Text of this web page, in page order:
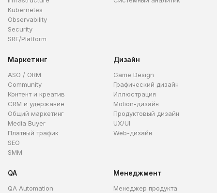
Kubernetes
Observability
Security
SRE/Platform
Маркетинг
ASO / ORM
Community
Контент и креатив
CRM и удержание
Общий маркетинг
Media Buyer
Платный трафик
SEO
SMM
Дизайн
Game Design
Графический дизайн
Иллюстрация
Motion-дизайн
Продуктовый дизайн
UX/UI
Web-дизайн
QA
QA Automation
Менеджмент
Менеджер продукта